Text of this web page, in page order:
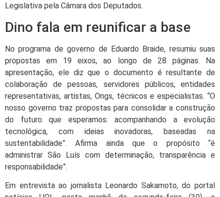
Legislativa pela Câmara dos Deputados.
Dino fala em reunificar a base
No programa de governo de Eduardo Braide, resumiu suas
propostas em 19 eixos, ao longo de 28 páginas. Na
apresentação, ele diz que o documento é resultante de
colaboração de pessoas, servidores públicos, entidades
representativas, artistas, Ongs, técnicos e especialistas. “O
nosso governo traz propostas para consolidar a construção
do futuro que esperamos: acompanhando a evolução
tecnológica, com ideias inovadoras, baseadas na
sustentabilidade”. Afirma ainda que o propósito “é
administrar São Luís com determinação, transparência e
responsabilidade”.
Em entrevista ao jornalista Leonardo Sakamoto, do portal